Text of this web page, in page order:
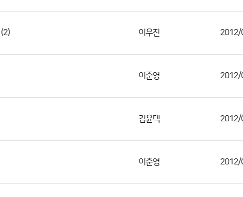
(2) 이우진 2012/
이준영 2012/
김윤택 2012/
이준영 2012/